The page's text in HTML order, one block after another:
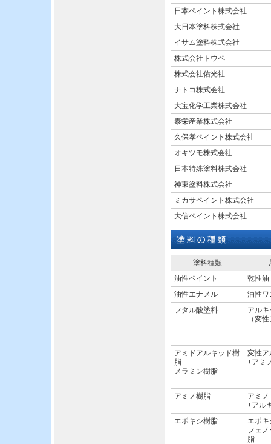
日本ペイント株式会社
大日本塗料株式会社
イサム塗料株式会社
株式会社トウペ
株式会社佑光社
ナトコ株式会社
大宝化学工業株式会社
泰栄産業株式会社
久保孝ペイント株式会社
オキツモ株式会社
日本特殊塗料株式会社
神東塗料株式会社
ミカサペイント株式会社
大信ペイント株式会社
塗料種類
油性ペイント
乾性油
油性エナメル
油性ワ
フタル酸塗料
アル
（変
アミドアルキッド樹
脂
メラミン樹脂
変性ア
+アミ
アミノ樹脂
アミノ
+アル
エポキシ樹脂
エポ
フェ
脂